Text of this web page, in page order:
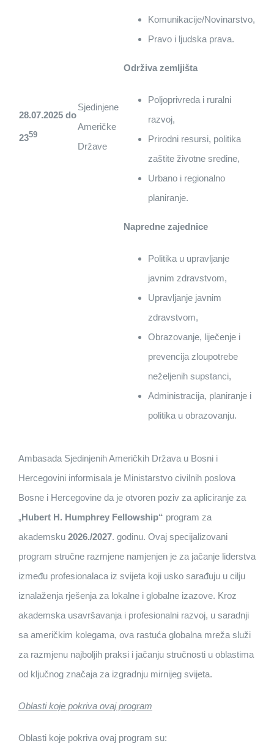
28.07.2025 do
2359
Sjedinjene
Američke
Države
Komunikacije/Novinarstvo,
Pravo i ljudska prava.
Održiva zemljišta
Poljoprivreda i ruralni
razvoj,
Prirodni resursi, politika
zaštite životne sredine,
Urbano i regionalno
planiranje.
Napredne zajednice
Politika u upravljanje
javnim zdravstvom,
Upravljanje javnim
zdravstvom,
Obrazovanje, liječenje i
prevencija zloupotrebe
neželjenih supstanci,
Administracija, planiranje i
politika u obrazovanju.
Ambasada Sjedinjenih Američkih Država u Bosni i
Hercegovini informisala je Ministarstvo civilnih poslova
Bosne i Hercegovine da je otvoren poziv za apliciranje za
„Hubert H. Humphrey Fellowship“ program za
akademsku 2026./2027. godinu. Ovaj specijalizovani
program stručne razmjene namjenjen je za jačanje liderstva
između profesionalaca iz svijeta koji usko sarađuju u cilju
iznalaženja rješenja za lokalne i globalne izazove. Kroz
akademska usavršavanja i profesionalni razvoj, u saradnji
sa američkim kolegama, ova rastuća globalna mreža služi
za razmjenu najboljih praksi i jačanju stručnosti u oblastima
od ključnog značaja za izgradnju mirnijeg svijeta.
Oblasti koje pokriva ovaj program
Oblasti koje pokriva ovaj program su: